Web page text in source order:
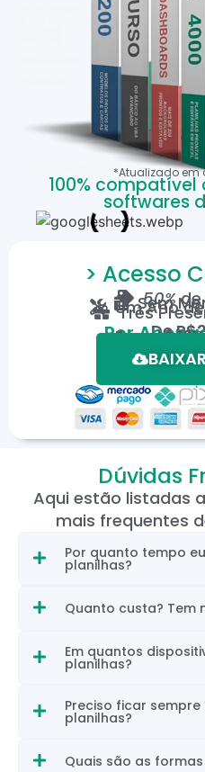
*Atualizado em
100%
softwares
> Acesso
50%de
Sem
Um Ano
Três
De
Por
Em até
*Oferta válida
Dúvidas
Aqui estão listadas
mais frequentes
Por quanto tempo
planilhas?
Quanto custa? Tem
Em quantos
planilhas?
Preciso ficar
planilhas?
Quais são as